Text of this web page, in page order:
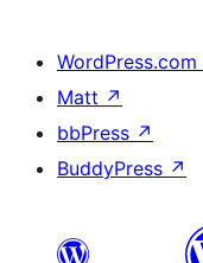
WordPress.com
Matt ↗
bbPress ↗
BuddyPress ↗